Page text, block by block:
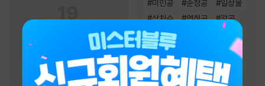
#미인공 #순정공 #일상물
#상처수 #연하공 #강공
#능글공
#오해/착각
#순진수 # 달달물 #다정수
#집착공
3인칭시점